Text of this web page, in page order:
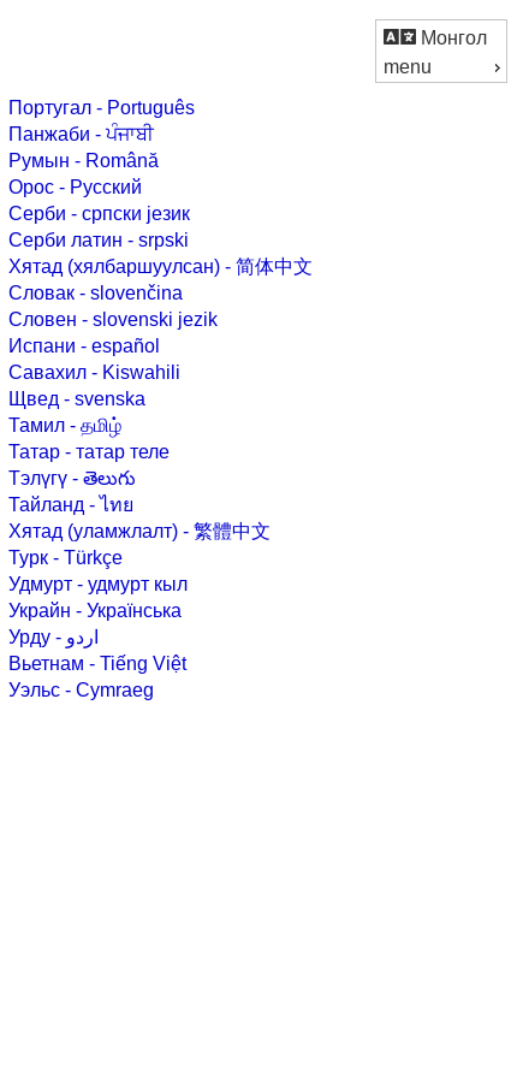
Монгол
menu
Португал - Português
Панжаби - ਪੰਜਾਬੀ
Румын - Română
Орос - Русский
Серби - српски језик
Серби латин - srpski
Хятад (хялбаршуулсан) - 简体中文
Словак - slovenčina
Словен - slovenski jezik
Испани - español
Савахил - Kiswahili
Щвед - svenska
Тамил - தமிழ்
Татар - татар теле
Тэлүгү - తెలుగు
Тайланд - ไทย
Хятад (уламжлалт) - 繁體中文
Турк - Türkçe
Удмурт - удмурт кыл
Украйн - Українська
Вьетнам - Tiếng Việt
Уэльс - Cymraeg